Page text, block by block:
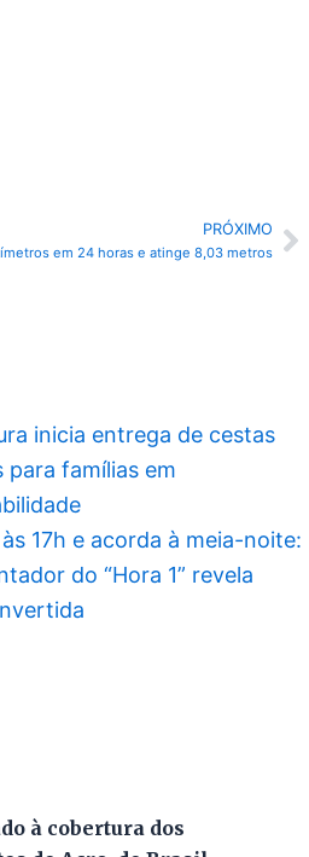
PRÓXIMO
em 24 horas e atinge 8,03 metros
inicia entrega de cestas
para famílias em
17h e acorda à meia-noite:
do “Hora 1” revela
à cobertura dos